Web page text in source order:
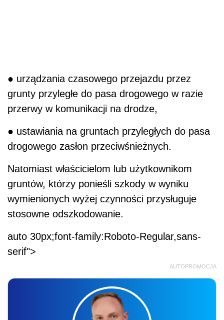
● urządzania czasowego przejazdu przez
grunty przyległe do pasa drogowego w razie
przerwy w komunikacji na drodze,
● ustawiania na gruntach przyległych do pasa
drogowego zasłon przeciwśnieżnych.
Natomiast właścicielom lub użytkownikom
gruntów, którzy ponieśli szkody w wyniku
wymienionych wyżej czynności przysługuje
stosowne odszkodowanie.
auto 30px;font-family:Roboto-Regular,sans-
serif">
AUTOPROMOCJA